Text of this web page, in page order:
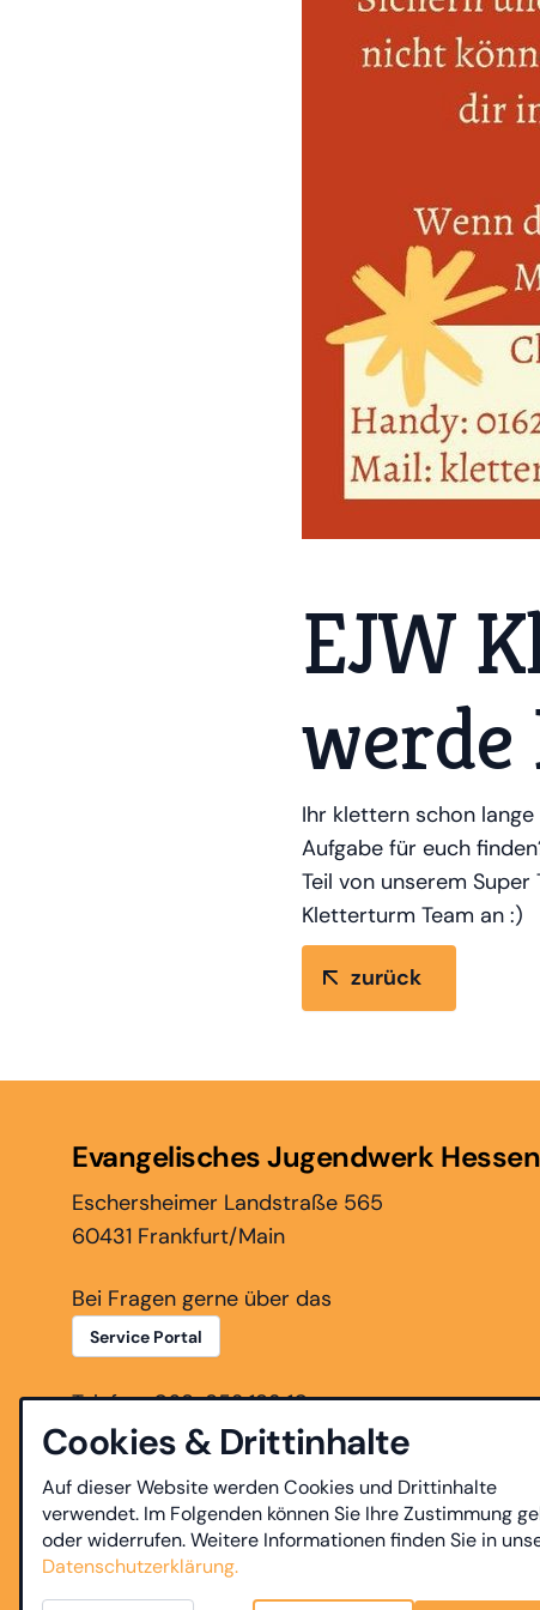
EJW
werde
Ihr klettern schon
Aufgabe für euch
Teil von unserem
Kletterturm Team an :)
zurück
Evangelisches Jugendwerk Hessen
Eschersheimer Landstraße 565
60431 Frankfurt/Main
Bei Fragen gerne über das
Service Portal
Telefon: 069-952 183 10
Cookies & Drittinhalte
Auf dieser Website werden Cookies und Drittinhalte
verwendet. Im Folgenden können Sie Ihre Zustimmung
oder widerrufen. Weitere Informationen finden Sie in
Datenschutzerklärung.